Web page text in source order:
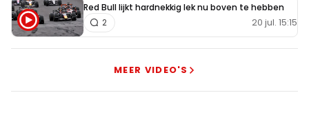
Red Bull lijkt hardnekkig lek nu boven te hebben
20 jul. 15:15
2
MEER VIDEO'S